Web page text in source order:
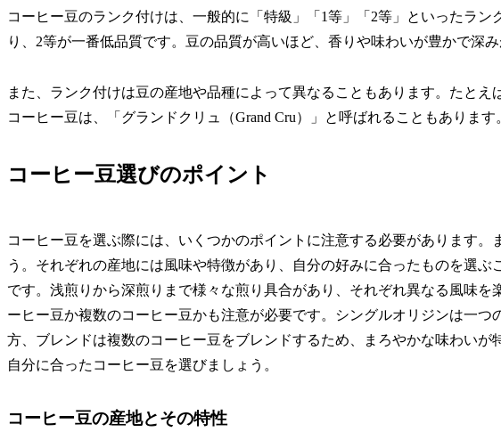
コーヒー豆のランク付けは、一般的に「特級」「1等」「2等」といったラ
り、2等が一番低品質です。豆の品質が高いほど、香りや味わいが豊かで深み
また、ランク付けは豆の産地や品種によって異なることもあります。たと
コーヒー豆は、「グランドクリュ（Grand Cru）」と呼ばれることもあります
コーヒー豆選びのポイント
コーヒー豆を選ぶ際には、いくつかのポイントに注意する必要があります。
う。それぞれの産地には風味や特徴があり、自分の好みに合ったものを選
です。浅煎りから深煎りまで様々な煎り具合があり、それぞれ異なる風味を
ーヒー豆か複数のコーヒー豆かも注意が必要です。シングルオリジンは一つ
方、ブレンドは複数のコーヒー豆をブレンドするため、まろやかな味わいが
自分に合ったコーヒー豆を選びましょう。
コーヒー豆の産地とその特性